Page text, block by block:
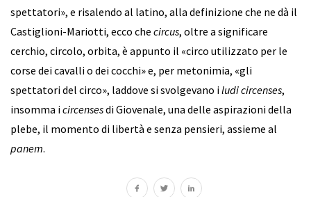
spettatori», e risalendo al latino, alla definizione che ne dà il
Castiglioni-Mariotti, ecco che circus, oltre a significare
cerchio, circolo, orbita, è appunto il «circo utilizzato per le
corse dei cavalli o dei cocchi» e, per metonimia, «gli
spettatori del circo», laddove si svolgevano iludi circenses,
insomma icircensesdi Giovenale, una delle aspirazioni della
plebe, il momento di libertà e senza pensieri, assieme al
panem.